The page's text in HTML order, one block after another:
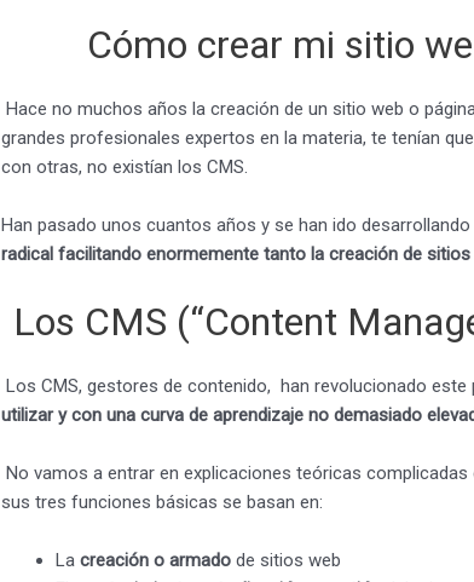
Cómo crear mi sitio
Hace no muchos años la creación de un sitio web o
grandes profesionales expertos en la materia, te tenían
con otras, no existían los CMS.
Han pasado unos cuantos años y se han ido
radical facilitando enormemente tanto la creación de sitios
Los CMS (“Content
Los CMS, gestores de contenido, han revolucionado este
utilizar y con una curva de aprendizaje no demasiado
No vamos a entrar en explicaciones teóricas
sus tres funciones básicas se basan en:
Lacreación o armadode sitios web